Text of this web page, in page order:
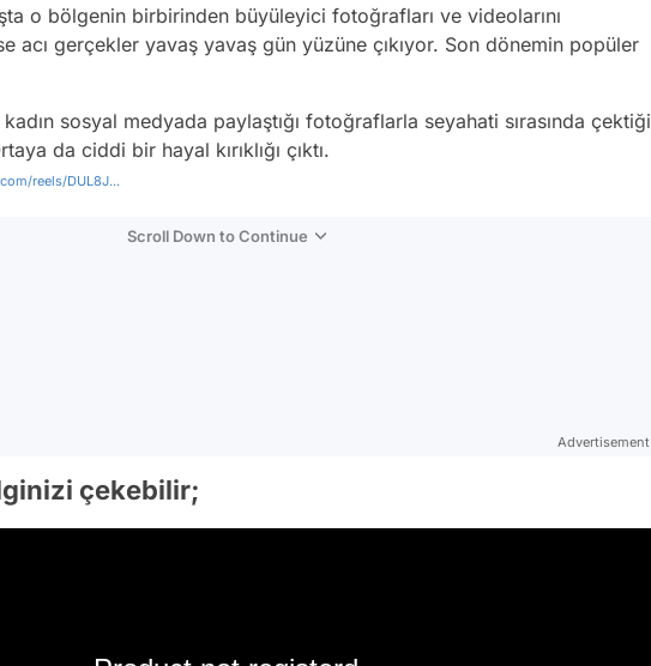
o bölgenin birbirinden büyüleyici fotoğrafları ve videolarını
acı gerçekler yavaş yavaş gün yüzüne çıkıyor. Son dönemin popüler
kadın sosyal medyada paylaştığı fotoğraflarla seyahati sırasında çektiği
da ciddi bir hayal kırıklığı çıktı.
reels/DUL8J...
Scroll Down to Continue
Advertisement
çekebilir;